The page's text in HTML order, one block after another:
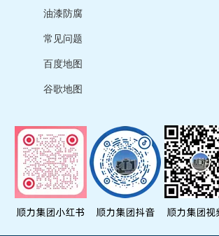
油漆防腐
常见问题
百度地图
谷歌地图